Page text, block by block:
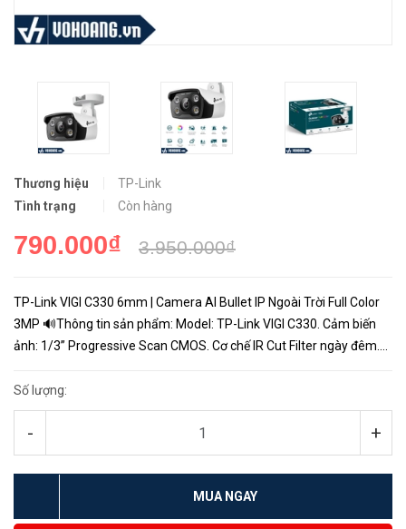
Thương hiệu
TP-Link
Tình trạng
Còn hàng
790.000₫ 3.950.000₫
TP-Link VIGI C330 6mm | Camera AI Bullet IP Ngoài Trời Full Color
3MP 🔊Thông tin sản phẩm: Model: TP-Link VIGI C330. Cảm biến
ảnh: 1/3” Progressive Scan CMOS. Cơ chế IR Cut Filter ngày đêm.
Số lượng:
- +
MUA NGAY